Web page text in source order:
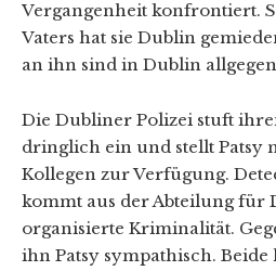
Vergangenheit konfrontiert.
Vaters hat sie Dublin
an ihn sind in Dublin
Die Dubliner Polizei stuft
dringlich ein und stellt Patsy
Kollegen zur Verfügung.
kommt aus der Abteilung für
organisierte Kriminalität.
ihn Patsy sympathisch. Beide